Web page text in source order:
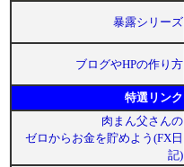
暴露シリーズ
ブログやHPの作り方
特選リンク
肉まん父さんの
ゼロからお金を貯めよう(FX日
記)